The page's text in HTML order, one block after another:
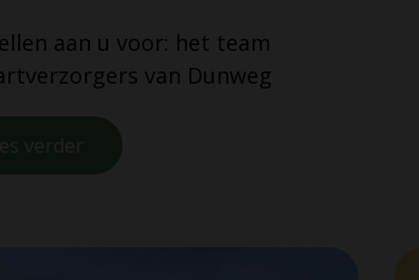
aan u voor: het team
van Dunweg